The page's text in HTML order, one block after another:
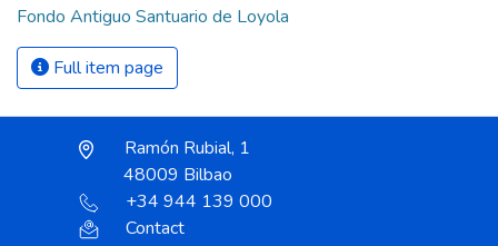
Fondo Antiguo Santuario de Loyola
Full item page
Ramón Rubial, 1
48009 Bilbao
+34 944 139 000
Contact